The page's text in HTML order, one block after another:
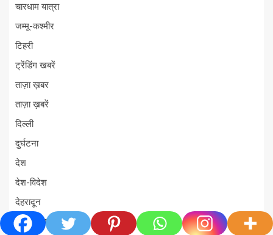
चारधाम यात्रा
जम्मू-कश्मीर
टिहरी
ट्रेंडिंग खबरें
ताज़ा ख़बर
ताज़ा ख़बरें
दिल्ली
दुर्घटना
देश
देश-विदेश
देहरादून
देहरादून/मसूरी